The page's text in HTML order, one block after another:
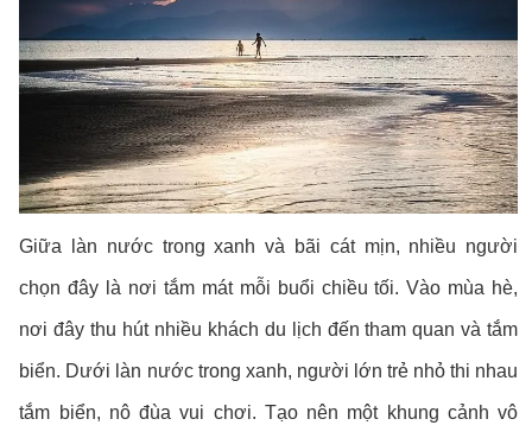
Giữa làn nước trong xanh và bãi cát mịn, nhiều người
chọn đây là nơi tắm mát mỗi buổi chiều tối. Vào mùa hè,
nơi đây thu hút nhiều khách du lịch đến tham quan và tắm
biển. Dưới làn nước trong xanh, người lớn trẻ nhỏ thi nhau
tắm biển, nô đùa vui chơi. Tạo nên một khung cảnh vô